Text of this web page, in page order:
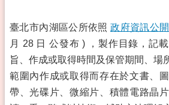
臺北市內湖區公所依照政府資訊公
月 28 日 公發布 ) ，製作目錄，記
旨、作成或取得時間及保管期間、場
範圍內作成或取得而存在於文書、
帶、光碟片、微縮片、積體電路晶